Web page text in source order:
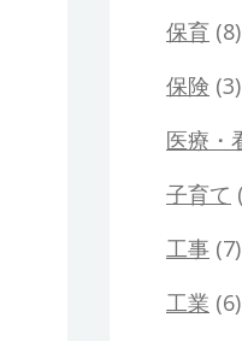
保育 (8)
保険 (3)
医療・
子育て
工事 (7)
工業 (6)